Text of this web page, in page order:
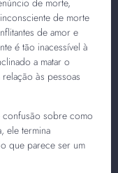
de morte
de amor e
é tão inacessível à
a matar o
às pessoas
confusão sobre como
ele termina
que parece ser um